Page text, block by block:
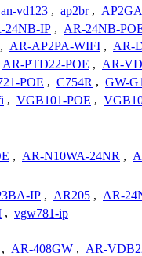
an-vd123 , ap2br ,
24NB-IP , AR-24NB-
, AR-AP2PA-WIFI , AR-
AR-PTD22-POE , AR-
POE , C754R , GW-
, VGB101-POE ,
, AR-N10WA-24NR ,
IP , AR205 , AR-
, vgw781-ip
, AR-408GW , AR-